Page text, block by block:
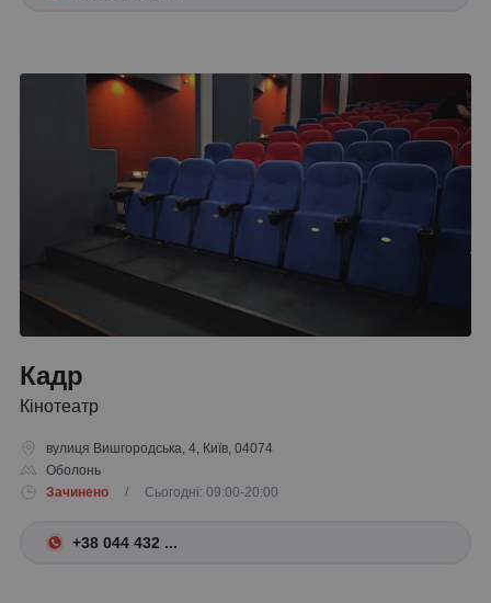
Кадр
Кінотеатр
вулиця Вишгородська, 4, Київ, 04074
Оболонь
Зачинено
/ Сьогодні: 09:00-20:00
+38 044 432 ...